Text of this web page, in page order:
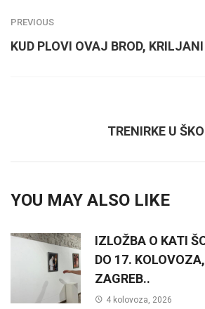
PREVIOUS
KUD PLOVI OVAJ BROD,
TRENIRKE U
YOU MAY ALSO LIKE
IZLOŽBA O KATI
DO 17.
ZAGREB..
4 kolovoza, 2026